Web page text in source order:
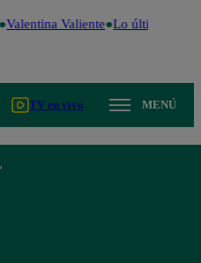
Valentina Valiente Lo último
TV en vivo MENÚ